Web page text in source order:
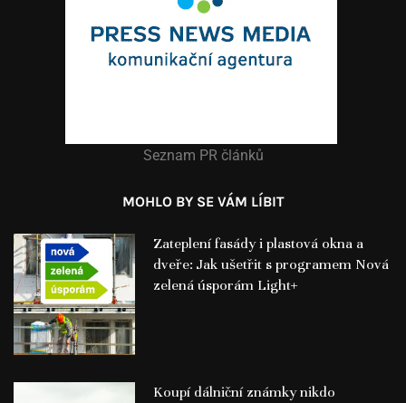
Seznam PR článků
MOHLO BY SE VÁM LÍBIT
Zateplení fasády i plastová okna a
dveře: Jak ušetřit s programem Nová
zelená úsporám Light+
Koupí dálniční známky nikdo